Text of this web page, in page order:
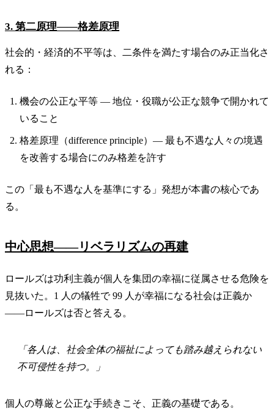
3. 第二原理——格差原理
社会的・経済的不平等は、二条件を満たす場合のみ正当化さ
れる：
機会の公正な平等 — 地位・役職が公正な競争で開かれて
いること
格差原理（difference principle）— 最も不遇な人々の境遇
を改善する場合にのみ格差を許す
この「最も不遇な人を基準にする」発想が本書の核心であ
る。
中心思想——リベラリズムの再建
ロールズは功利主義が個人を集団の幸福に従属させる危険を
見抜いた。1 人の犠牲で 99 人が幸福になる社会は正義か
——ロールズは否と答える。
「各人は、社会全体の福祉によっても踏み越えられない
不可侵性を持つ。」
個人の尊厳と公正な手続きこそ、正義の基礎である。